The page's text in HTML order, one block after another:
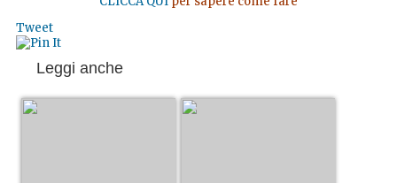
Tweet
Leggi anche